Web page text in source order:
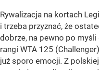
Rywalizacja na kortach
i trzeba przyznać, że
dobrze, na pewno po
rangi WTA 125
już sporo emocji. Z